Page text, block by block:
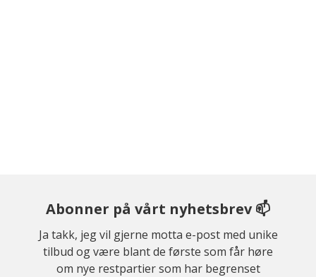
Abonner på vårt nyhetsbrev 📫
Ja takk, jeg vil gjerne motta e-post med unike
tilbud og være blant de første som får høre
om nye restpartier som har begrenset